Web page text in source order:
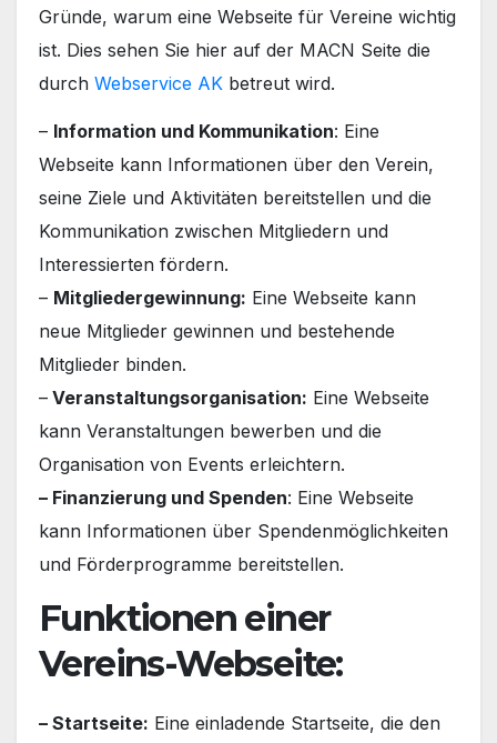
Gründe, warum eine Webseite für Vereine wichtig
ist. Dies sehen Sie hier auf der MACN Seite die
durch Webservice AK betreut wird.
– Information und Kommunikation: Eine
Webseite kann Informationen über den Verein,
seine Ziele und Aktivitäten bereitstellen und die
Kommunikation zwischen Mitgliedern und
Interessierten fördern.
– Mitgliedergewinnung: Eine Webseite kann
neue Mitglieder gewinnen und bestehende
Mitglieder binden.
– Veranstaltungsorganisation: Eine Webseite
kann Veranstaltungen bewerben und die
Organisation von Events erleichtern.
– Finanzierung und Spenden: Eine Webseite
kann Informationen über Spendenmöglichkeiten
und Förderprogramme bereitstellen.
Funktionen einer
Vereins-Webseite:
– Startseite: Eine einladende Startseite, die den